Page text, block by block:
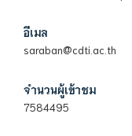
อีเมล
saraban@cdti.ac.th
จำนวนผู้เข้าชม
7584495